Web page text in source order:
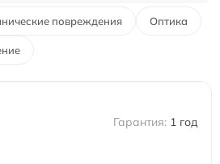
повреждения Оптика
1 год